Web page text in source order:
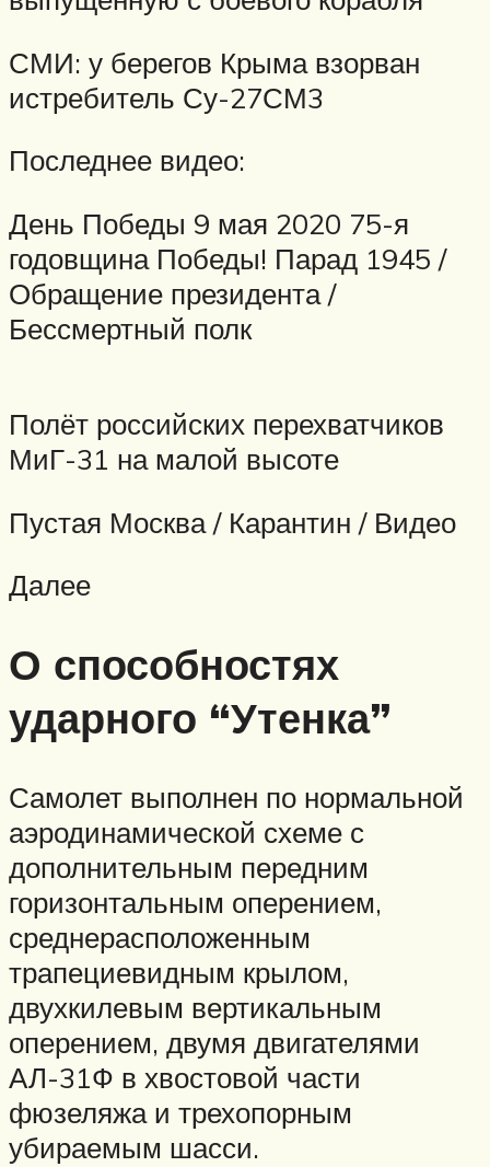
СМИ: у берегов Крыма взорван
истребитель Су-27СМ3
Последнее видео:
День Победы 9 мая 2020 75-я
годовщина Победы! Парад 1945 /
Обращение президента /
Бессмертный полк
Полёт российских перехватчиков
МиГ-31 на малой высоте
Пустая Москва / Карантин / Видео
Далее
О способностях
ударного “Утенка”
Самолет выполнен по нормальной
аэродинамической схеме с
дополнительным передним
горизонтальным оперением,
среднерасположенным
трапециевидным крылом,
двухкилевым вертикальным
оперением, двумя двигателями
АЛ-31Ф в хвостовой части
фюзеляжа и трехопорным
убираемым шасси.